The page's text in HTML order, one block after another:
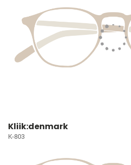
Kliik:denmark
K-803